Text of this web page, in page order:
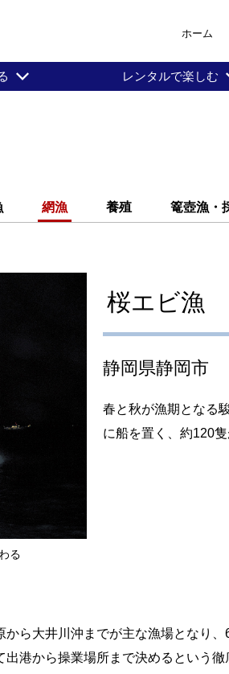
ホーム
レンタルで楽しむ
網漁 養殖 篭壺漁・
桜エビ漁
静岡県静岡市
る
春と秋が漁期となる
に船を置く、約120隻
ら大井川沖までが主な漁場となり
港から操業場所まで決めるという徹